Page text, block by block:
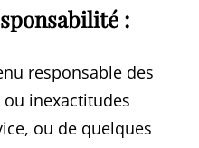
:
responsable des
inexactitudes
ou de quelques